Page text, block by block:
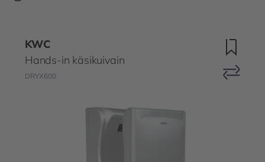
KWC
Hands-in käsikuivain
DRYX600